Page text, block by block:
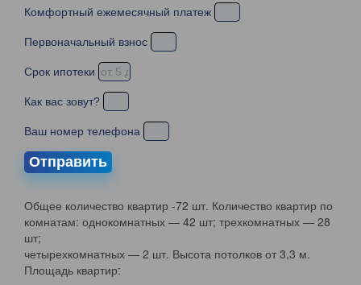
Комфортный ежемесячный платеж
Первоначальный взнос
Срок ипотеки
Как вас зовут?
Ваш номер телефона
Отправить
Общее количество квартир -72 шт. Количество квартир по
комнатам: однокомнатных — 42 шт; трехкомнатных — 28
шт;
четырехкомнатных — 2 шт. Высота потолков от 3,3 м.
Площадь квартир: